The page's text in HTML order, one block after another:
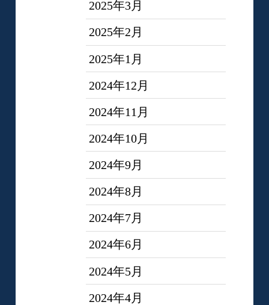
2025年3月
2025年2月
2025年1月
2024年12月
2024年11月
2024年10月
2024年9月
2024年8月
2024年7月
2024年6月
2024年5月
2024年4月